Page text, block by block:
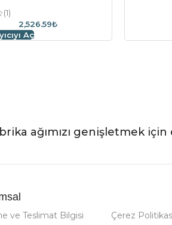
(1)
2,526.59₺
Aç
ağımızı genişletmek için
ve Teslimat Bilgisi Çerez